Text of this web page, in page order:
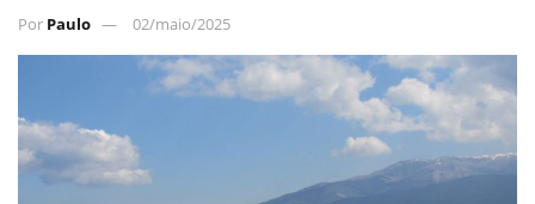
Por Paulo 02/maio/2025